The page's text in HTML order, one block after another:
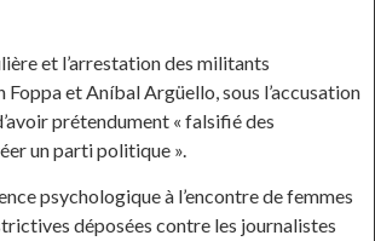
et l’arrestation des militants
et Aníbal Argüello, sous l’accusation
prétendument « falsifié des
un parti politique ».
psychologique à l’encontre de femmes
déposées contre les journalistes